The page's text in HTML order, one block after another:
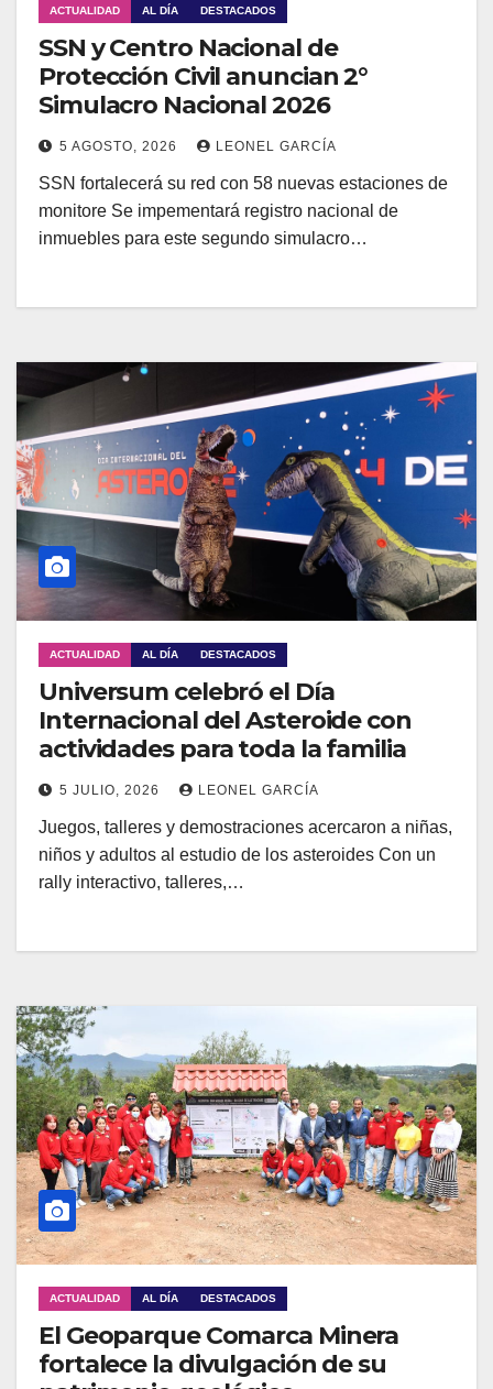
ACTUALIDAD AL DÍA DESTACADOS
SSN y Centro Nacional de
Protección Civil anuncian 2°
Simulacro Nacional 2026
5 AGOSTO, 2026 LEONEL GARCÍA
SSN fortalecerá su red con 58 nuevas estaciones de
monitore Se impementará registro nacional de
inmuebles para este segundo simulacro…
ACTUALIDAD AL DÍA DESTACADOS
Universum celebró el Día
Internacional del Asteroide con
actividades para toda la familia
5 JULIO, 2026 LEONEL GARCÍA
Juegos, talleres y demostraciones acercaron a niñas,
niños y adultos al estudio de los asteroides Con un
rally interactivo, talleres,…
ACTUALIDAD AL DÍA DESTACADOS
El Geoparque Comarca Minera
fortalece la divulgación de su